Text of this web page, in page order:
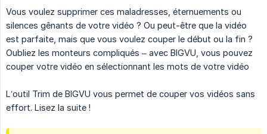
Vous voulez supprimer ces maladresses, éternuements ou
silences gênants de votre vidéo ? Ou peut-être que la vidéo
est parfaite, mais que vous voulez couper le début ou la fin ?
Oubliez les monteurs compliqués – avec BIGVU, vous pouvez
couper votre vidéo en sélectionnant les mots de votre vidéo
L’outil Trim de BIGVU vous permet de couper vos vidéos sans
effort. Lisez la suite !